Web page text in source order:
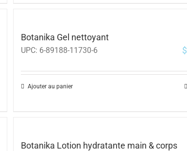
Botanika Gel nettoyant
UPC: 6-89188-11730-6 $
Ajouter au panier
Botanika Lotion hydratante main & corps